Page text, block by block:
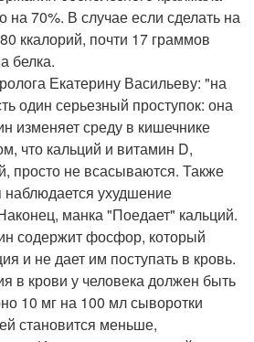
на 70%. В случае если сделать на
ккалорий, почти 17 граммов
белка.
Екатерину Васильеву: "на
один серьезный проступок: она
изменяет среду в кишечнике
что кальций и витамин D,
просто не всасываются. Также
ухудшение
манка "Поедает" кальций.
содержит фосфор, который
и не дает им поступать в кровь.
в крови у человека должен быть
10 мг на 100 мл сыворотки
становится меньше,